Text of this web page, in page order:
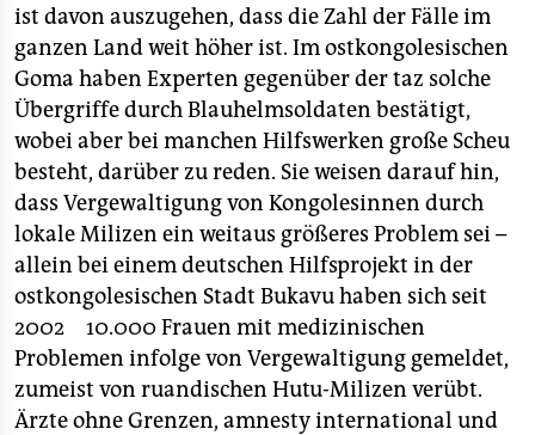
ist davon auszugehen, dass die Zahl der Fälle im
ganzen Land weit höher ist. Im ostkongolesischen
Goma haben Experten gegenüber der taz solche
Übergriffe durch Blauhelmsoldaten bestätigt,
wobei aber bei manchen Hilfswerken große Scheu
besteht, darüber zu reden. Sie weisen darauf hin,
dass Vergewaltigung von Kongolesinnen durch
lokale Milizen ein weitaus größeres Problem sei –
allein bei einem deutschen Hilfsprojekt in der
ostkongolesischen Stadt Bukavu haben sich seit
2002 10.000 Frauen mit medizinischen
Problemen infolge von Vergewaltigung gemeldet,
zumeist von ruandischen Hutu-Milizen verübt.
Ärzte ohne Grenzen, amnesty international und